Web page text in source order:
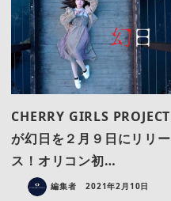
CHERRY GIRLS PROJECT
が幻日を２月９日にリリー
ス！オリコン初…
編集者 2021年2月10日